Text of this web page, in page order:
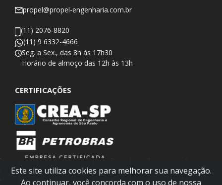
propel@propel-engenharia.com.br
(11) 2076-8820
(11) 9 6332-4666
Seg. a Sex., das 8h às 17h30
​Horário de almoço das 12h às 13h
CERTIFICAÇÕES
Este site utiliza cookies para melhorar sua navegação.
Ao continuar, você concorda com o uso de nossa